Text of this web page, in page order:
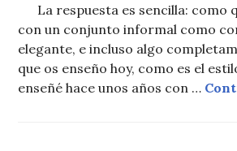
La respuesta es sencilla: como
con un conjunto informal como
elegante, e incluso algo
que os enseño hoy, como es el
enseñé hace unos años con …